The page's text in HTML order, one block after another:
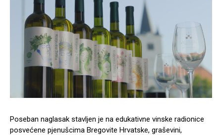
Poseban naglasak stavljen je na edukativne vinske radionice
posvećene pjenušcima Bregovite Hrvatske, graševini,